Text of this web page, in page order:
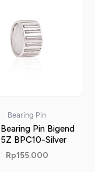
Bearing Pin
Pin Bigend
BPC10-Silver
Rp155.000